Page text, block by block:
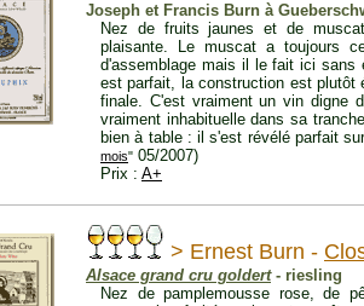
Joseph et Francis Burn à
Nez de fruits jaunes et de
plaisante. Le muscat a toujours
d'assemblage mais il le fait ici sans
est parfait, la construction est plutôt
finale. C'est vraiment un vin digne
vraiment inhabituelle dans sa
bien à table : il s'est révélé parfait
mois" 05/2007)
Prix : A+
> Ernest Burn -
Alsace grand cru goldert- riesling
Nez de pamplemousse rose, de